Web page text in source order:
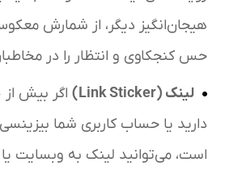
هیجان‌انگیز دیگر، از شمارش
حس کنجکاوی و انتظار را در
لینک (Link Sticker)
دارید یا حساب کاربری شما
است، می‌توانید لینک به وبسایت یا